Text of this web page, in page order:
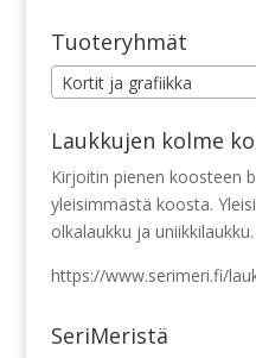
Tuoteryhmät
Kortit ja grafiikka
Laukkujen kolme
Kirjoitin pienen koosteen
yleisimmästä koosta.
olkalaukku ja uniikkilaukku.
https://www.serimeri.fi/
SeriMeristä